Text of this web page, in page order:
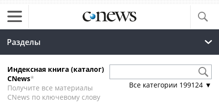
Разделы
Индексная книга (каталог)
CNews*
Получите все материалы
CNews по ключевому слову
Все категории 199124 ▼